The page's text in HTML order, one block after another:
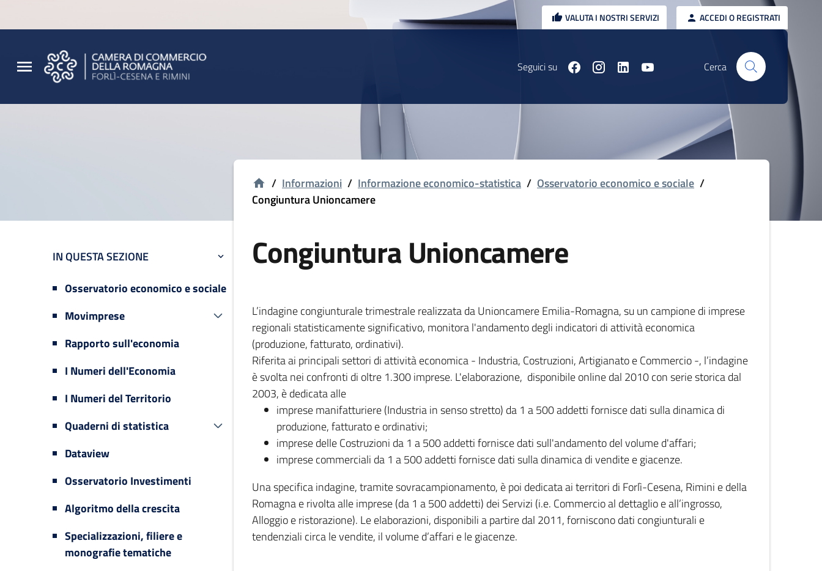
VALUTA I NOSTRI SERVIZI ACCEDI O REGISTRATI
Seguici su Cerca
IN QUESTA SEZIONE
Osservatorio economico e sociale
Movimprese
Rapporto sull'economia
I Numeri dell'Economia
I Numeri del Territorio
Quaderni di statistica
Dataview
Osservatorio Investimenti
Algoritmo della crescita
Specializzazioni, filiere e
monografie tematiche
/ Informazioni / Informazione economico-statistica / Osservatorio economico e sociale /
Congiuntura Unioncamere
Congiuntura Unioncamere
L’indagine congiunturale trimestrale realizzata da Unioncamere Emilia-Romagna, su un campione di imprese
regionali statisticamente significativo, monitora l'andamento degli indicatori di attività economica
(produzione, fatturato, ordinativi).
Riferita ai principali settori di attività economica - Industria, Costruzioni, Artigianato e Commercio -, l’indagine
è svolta nei confronti di oltre 1.300 imprese. L'elaborazione, disponibile online dal 2010 con serie storica dal
2003, è dedicata alle
imprese manifatturiere (Industria in senso stretto) da 1 a 500 addetti fornisce dati sulla dinamica di
produzione, fatturato e ordinativi;
imprese delle Costruzioni da 1 a 500 addetti fornisce dati sull'andamento del volume d'affari;
imprese commerciali da 1 a 500 addetti fornisce dati sulla dinamica di vendite e giacenze.
Una specifica indagine, tramite sovracampionamento, è poi dedicata ai territori di Forlì-Cesena, Rimini e della
Romagna e rivolta alle imprese (da 1 a 500 addetti) dei Servizi (i.e. Commercio al dettaglio e all’ingrosso,
Alloggio e ristorazione). Le elaborazioni, disponibili a partire dal 2011, forniscono dati congiunturali e
tendenziali circa le vendite, il volume d’affari e le giacenze.